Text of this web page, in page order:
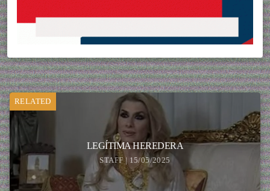
RELATED
LEGÍTIMA HEREDERA
STAFF | 15/05/2025